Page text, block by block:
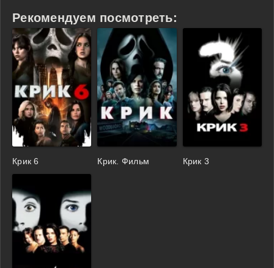
Рекомендуем посмотреть:
Крик 6 Крик. Фильм Крик 3